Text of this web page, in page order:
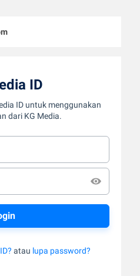
ID
ID untuk menggunakan
dari KG Media.
atau lupa password?